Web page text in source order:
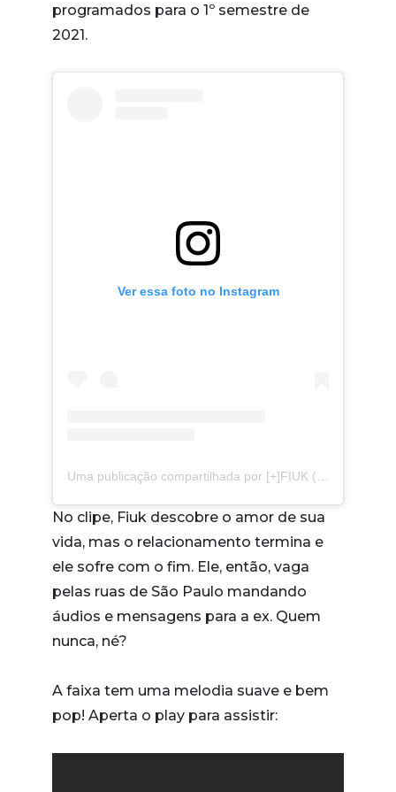
programados para o 1º semestre de
2021.
Ver essa foto no Instagram
No clipe, Fiuk descobre o amor de sua
vida, mas o relacionamento termina e
ele sofre com o fim. Ele, então, vaga
pelas ruas de São Paulo mandando
áudios e mensagens para a ex. Quem
nunca, né?
A faixa tem uma melodia suave e bem
pop! Aperta o play para assistir: